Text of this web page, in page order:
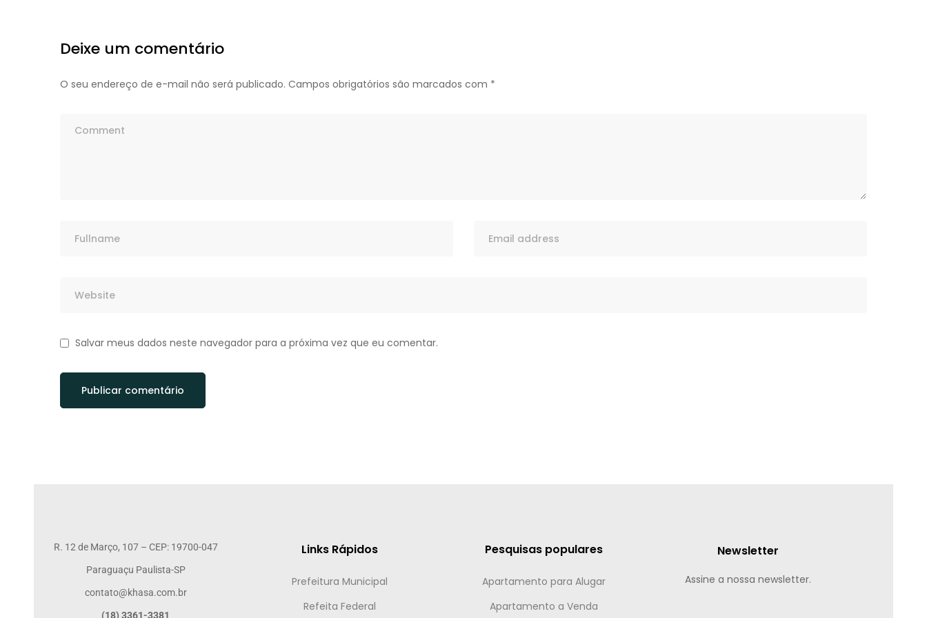
Deixe um comentário
O seu endereço de e-mail não será publicado. Campos obrigatórios são marcados com *
Salvar meus dados neste navegador para a próxima vez que eu comentar.
R. 12 de Março, 107 – CEP: 19700-047
Paraguaçu Paulista-SP
contato@khasa.com.br
(18) 3361-3381
Links Rápidos
Prefeitura Municipal
Refeita Federal
Pesquisas populares
Apartamento para Alugar
Apartamento a Venda
Newsletter
Assine a nossa newsletter.